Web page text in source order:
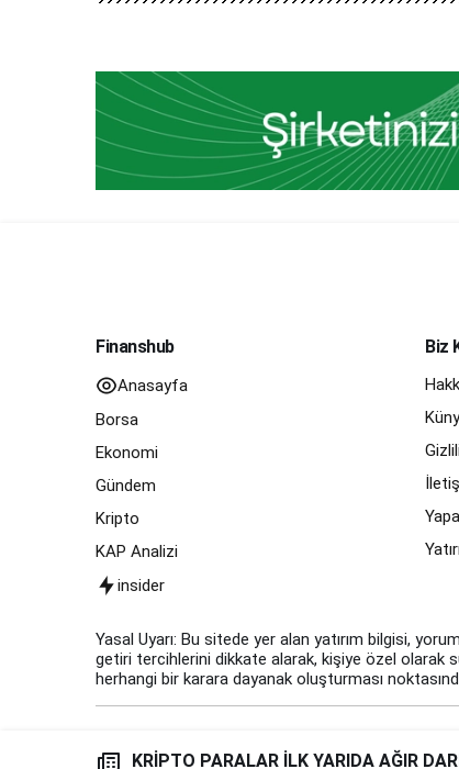
KRİPTO PARALAR İLK YARIDA AĞIR
Finanshub
Anasayfa
Borsa
Ekonomi
Gündem
Kripto
KAP Analizi
insider
Biz
Yasal Uyarı: Bu sitede yer alan yatırım bilgisi,
getiri tercihlerini dikkate alarak, kişiye özel olarak
herhangi bir karara dayanak oluşturması